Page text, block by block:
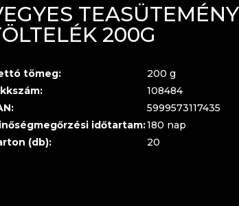
200G
tömeg:
200 g
108484
5999573117435
időtartam:180 nap
(db):
20